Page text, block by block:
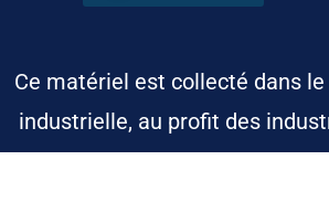
Ce matériel est collecté dans
industrielle, au profit des